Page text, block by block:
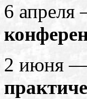
6
2 июня